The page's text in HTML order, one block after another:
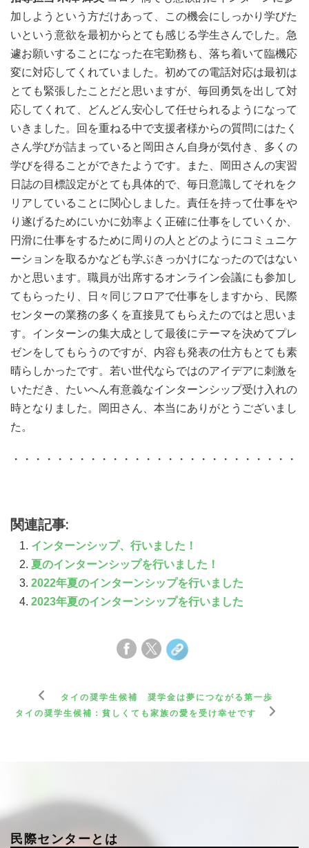
加しようという方だけあって、この機会にしっかり学びた
いという意欲を最初からとても感じる学生さんでした。急
遽お願いすることになった在宅勤務も、落ち着いて臨機応
変に対応してくれていました。初めての電話対応は最初は
とても緊張したことだと思いますが、毎回勇気を出して対
応してくれて、どんどん安心して任せられるようになって
いきました。回を重ねる中で支援者様からの質問にはたく
さん学びが詰まっていると岡田さん自身が気付き、多くの
学びを得ることができたようです。また、岡田さんの実習
日誌の目標設定がとても具体的で、毎日意識してそれをク
リアしていることに関心しました。責任を持って仕事をや
り遂げるためにいかに効率よく正確に仕事をしていくか、
円滑に仕事をするために周りの人とどのようにコミュニケ
ーションを取るかなども学ぶきっかけになったのではない
かと思います。職員が出席するオンライン会議にも参加し
てもらったり、日々同じフロアで仕事をしますから、民際
センターの業務の多くを直接見てもらえたのではと思いま
す。インターンの集大成として最後にテーマを決めてプレ
ゼンをしてもらうのですが、内容も発表の仕方もとても素
晴らしかったです。若い世代ならではのアイデアに刺激を
いただき、たいへん有意義なインターンシップ受け入れの
時となりました。岡田さん、本当にありがとうございまし
た。
・・・・・・・・・・・・・・・・・・・・・・・・・・
関連記事:
インターンシップ、行いました！
夏のインターンシップを行いました！
2022年夏のインターンシップを行いました
2023年夏のインターンシップを行いました
タイの奨学生候補 奨学金は夢につながる第一歩
タイの奨学生候補：貧しくても家族の愛を受け幸せです
民際センターとは